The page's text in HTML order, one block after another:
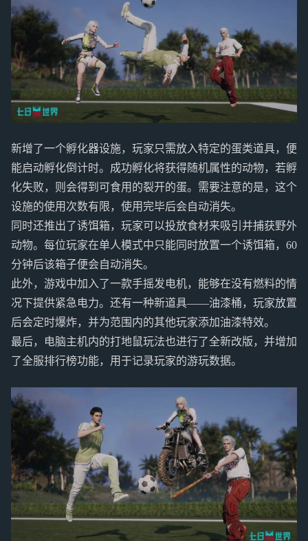
新增了一个孵化器设施，玩家只需放入特定的蛋类道具，便
能启动孵化倒计时。成功孵化将获得随机属性的动物，若孵
化失败，则会得到可食用的裂开的蛋。需要注意的是，这个
设施的使用次数有限，使用完毕后会自动消失。
同时还推出了诱饵箱，玩家可以投放食材来吸引并捕获野外
动物。每位玩家在单人模式中只能同时放置一个诱饵箱，60
分钟后该箱子便会自动消失。
此外，游戏中加入了一款手摇发电机，能够在没有燃料的情
况下提供紧急电力。还有一种新道具——油漆桶，玩家放置
后会定时爆炸，并为范围内的其他玩家添加油漆特效。
最后，电脑主机内的打地鼠玩法也进行了全新改版，并增加
了全服排行榜功能，用于记录玩家的游玩数据。